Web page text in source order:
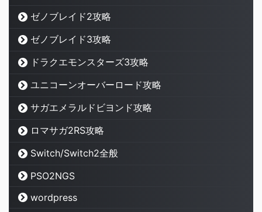
ゼノブレイド2攻略
ゼノブレイド3攻略
ドラクエモンスターズ3攻略
ユニコーンオーバーロード攻略
サガエメラルドビヨンド攻略
ロマサガ2RS攻略
Switch/Switch2全般
PSO2NGS
wordpress